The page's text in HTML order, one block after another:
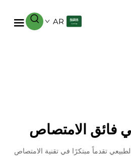
AR
فائق الامتصاص
تقدماً مبتكرًا في تقنية الامتصاص